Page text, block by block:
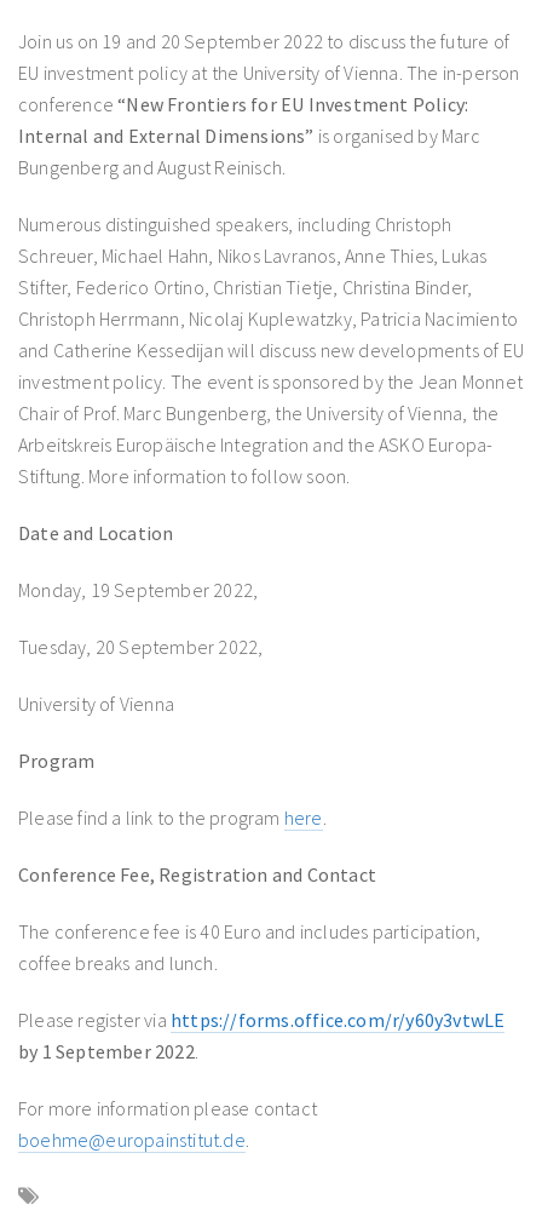
Join us on 19 and 20 September 2022 to discuss the future of
EU investment policy at the University of Vienna. The in-person
conference“New Frontiers for EU Investment Policy:
Internal and External Dimensions” is organised by Marc
Bungenberg and August Reinisch.
Numerous distinguished speakers, including Christoph
Schreuer, Michael Hahn, Nikos Lavranos, Anne Thies, Lukas
Stifter, Federico Ortino, Christian Tietje, Christina Binder,
Christoph Herrmann, Nicolaj Kuplewatzky, Patricia Nacimiento
and Catherine Kessedijan will discuss new developments of EU
investment policy. The event is sponsored by the Jean Monnet
Chair of Prof. Marc Bungenberg, the University of Vienna, the
Arbeitskreis Europäische Integration and the ASKO Europa-
Stiftung. More information to follow soon.
Date and Location
Monday, 19 September 2022,
Tuesday, 20 September 2022,
University of Vienna
Program
Please find a link to the program here
Conference Fee, Registration and Contact
The conference fee is 40 Euro and includes participation,
coffee breaks and lunch.
Please register via https://forms.office.com/r/y60y3vtwLE
by 1 September 2022
For more information please contact
boehme@europainstitut.de